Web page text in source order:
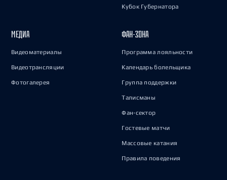
Кубок Губернатора
МЕДИА
Видеоматериалы
Видеотрансляции
Фотогалерея
ФАН-ЗОНА
Программа лояльности
Календарь болельщика
Группа поддержки
Талисманы
Фан-сектор
Гостевые матчи
Массовые катания
Правила поведения